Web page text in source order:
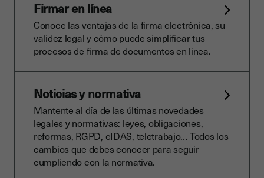
Firmar en línea
Conoce las ventajas de la firma electrónica, su
validez legal y cómo puede simplificar tus
procesos de firma de documentos en linea.
Noticias y normativa
Mantente al día de las últimas novedades
legales y normativas: leyes, obligaciones,
reformas, RGPD, eIDAS, teletrabajo… Todos los
cambios que debes conocer para seguir
cumpliendo con la normativa.